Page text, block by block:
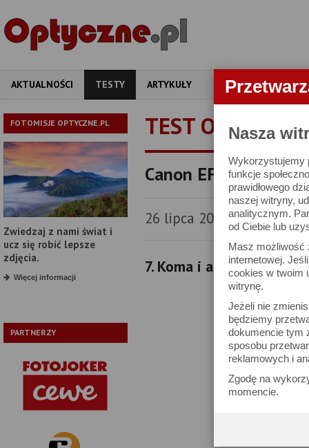
Nasza
Wykorzystujemy
funkcje
prawidłowego
naszej witryny,
analitycznym.
od Ciebie lub
Masz możliwość
internetowej.
cookies w twoim
witrynę.
Jeżeli nie
będziemy
dokumencie tym
sposobu
reklamowych i
Zgodę na
momencie.
AKTUALNOŚCI TESTY ARTYKUŁY APARATY
FOTOMISJE OPTYCZNE.PL
Zwiedzaj z nami świat i
ucz się robić lepsze
zdjęcia.
Więcej informacji
PARTNERZY
TEST
Canon EF 70-200
26 lipca 2006
7. Koma i astygmatyzm